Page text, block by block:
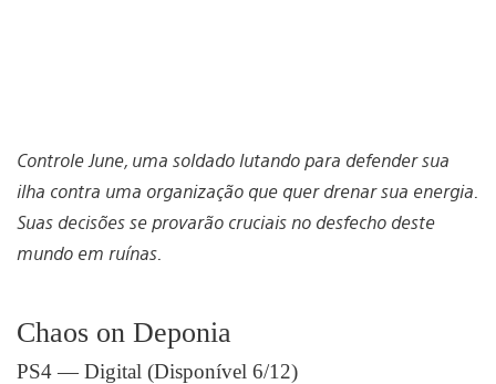
Controle June, uma soldado lutando para defender sua
ilha contra uma organização que quer drenar sua energia.
Suas decisões se provarão cruciais no desfecho deste
mundo em ruínas.
Chaos on Deponia
PS4 — Digital (Disponível 6/12)